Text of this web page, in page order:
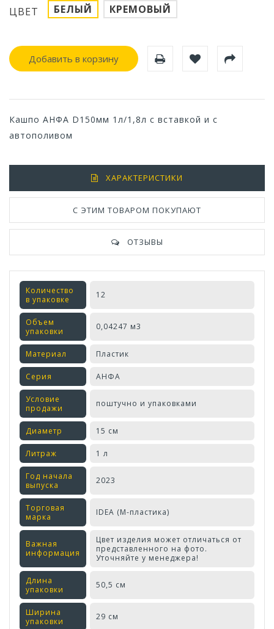
ЦВЕТ БЕЛЫЙ КРЕМОВЫЙ
Добавить в корзину
Кашпо АНФА D150мм 1л/1,8л с вставкой и с
автополивом
ХАРАКТЕРИСТИКИ
С ЭТИМ ТОВАРОМ ПОКУПАЮТ
ОТЗЫВЫ
Количество
в упаковке
12
Объем
упаковки
0,04247 м3
Материал Пластик
Серия АНФА
Условие
продажи
поштучно и упаковками
Диаметр 15 см
Литраж 1 л
Год начала
выпуска
2023
Торговая
марка
IDEA (М-пластика)
Важная
информация
Цвет изделия может отличаться от
представленного на фото.
Уточняйте у менеджера!
Длина
упаковки
50,5 см
Ширина
упаковки
29 см